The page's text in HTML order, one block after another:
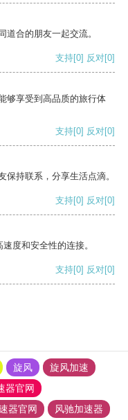
道合的朋友一起交流。
支持[0] 反对[0]
够享受到高品质的旅行体
支持[0] 反对[0]
持联系，分享生活点滴。
支持[0] 反对[0]
度和安全性的连接。
支持[0] 反对[0]
旋风
旋风加速
器官网
器官网 风驰加速器